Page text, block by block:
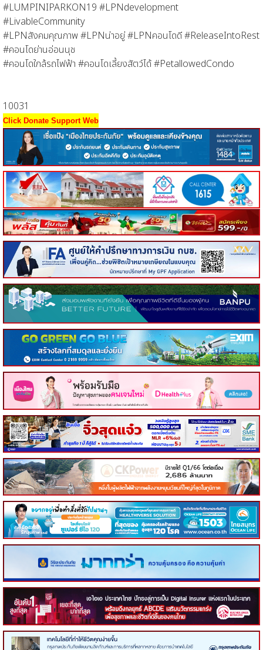
#LUMPINIPARKON19 #LPNdevelopment
#LivableCommunity
#LPNสังคมคุณภาพ #LPNน่าอยู่ #LPNคอนโดดี #ReleaseIntoRest
#คอนโดย่านอ่อนนุช
#คอนโดใกล้รถไฟฟ้า #คอนโดเลี้ยงสัตว์ได้ #PetallowedCondo
10031
Click Donate Support Web